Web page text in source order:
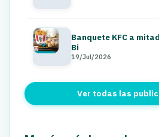
Banquete KFC a
Bi
19/Jul/2026
Ver todas las